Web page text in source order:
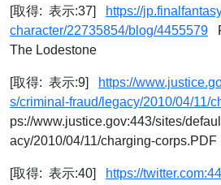
[取得: 表示:37]
https://
character/22735854/blog/4455579
The Lodestone
[取得: 表示:9]
https://
s/criminal-fraud/legacy/2010/04/11/
ps://www.justice.gov:443/sites/
acy/2010/04/11/charging-corps.PDF
[取得: 表示:40]
https://